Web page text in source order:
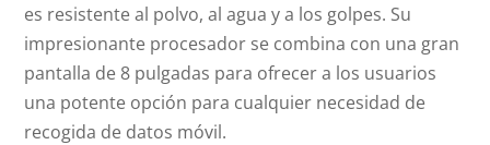
es resistente al polvo, al agua y a los golpes. Su
impresionante procesador se combina con una gran
pantalla de 8 pulgadas para ofrecer a los usuarios
una potente opción para cualquier necesidad de
recogida de datos móvil.